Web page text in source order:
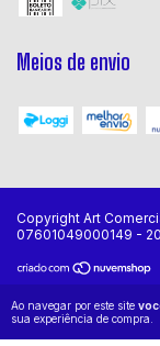
Ao navegar por este site
sua experiência de compra.
Meios de envio
Copyright Art
07601049000149 -